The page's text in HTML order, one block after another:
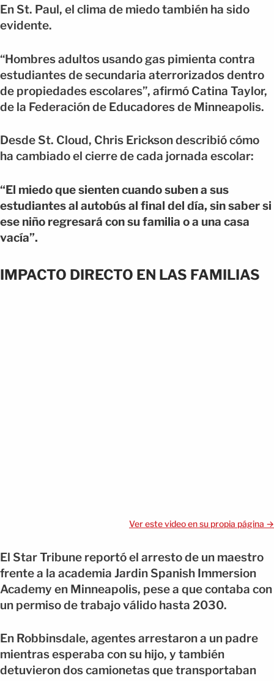
En St. Paul, el clima de miedo también ha sido
evidente.
“Hombres adultos usando gas pimienta contra
estudiantes de secundaria aterrorizados dentro
de propiedades escolares”, afirmó Catina Taylor,
de la Federación de Educadores de Minneapolis.
Desde St. Cloud, Chris Erickson describió cómo
ha cambiado el cierre de cada jornada escolar:
“El miedo que sienten cuando suben a sus
estudiantes al autobús al final del día, sin saber si
ese niño regresará con su familia o a una casa
vacía”.
IMPACTO DIRECTO EN LAS FAMILIAS
Ver este video en su propia página →
El Star Tribune reportó el arresto de un maestro
frente a la academia Jardin Spanish Immersion
Academy en Minneapolis, pese a que contaba con
un permiso de trabajo válido hasta 2030.
En Robbinsdale, agentes arrestaron a un padre
mientras esperaba con su hijo, y también
detuvieron dos camionetas que transportaban